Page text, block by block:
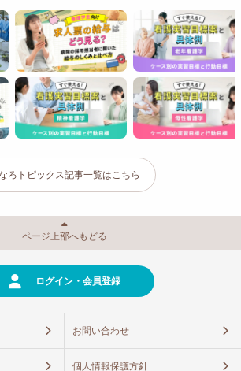
ろトピックス記事一覧はこちら
ページ上部へもどる
ログイン・会員登録
お問い合わせ
個人情報保護方針